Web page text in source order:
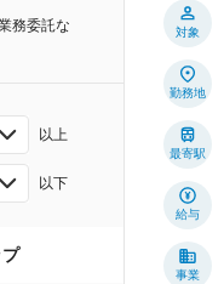
務委託な
以上
以下
対象
勤務地
最寄駅
給与
事業